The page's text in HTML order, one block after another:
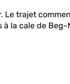
Le trajet
la cale de